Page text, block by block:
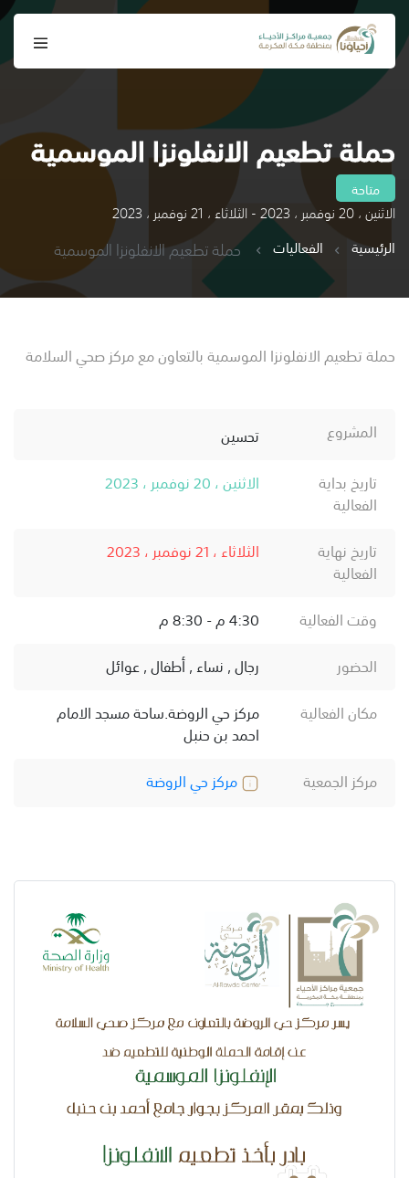
حملة تطعيم الانفلونزا الموسمية
متاحة
الاثنين ، 20 نوفمبر ، 2023 - الثلاثاء ، 21 نوفمبر ، 2023
الرئيسية
الفعاليات حملة تطعيم الانفلونزا الموسمية
حملة تطعيم الانفلونزا الموسمية بالتعاون مع مركز صحي السلامة
المشروع
تحسين
تاريخ بداية
الفعالية
الاثنين ، 20 نوفمبر ، 2023
تاريخ نهاية
الفعالية
الثلاثاء ، 21 نوفمبر ، 2023
وقت الفعالية
4:30 م - 8:30 م
الحضور
رجال , نساء , أطفال , عوائل
مكان الفعالية
مركز حي الروضة.ساحة مسجد الامام
احمد بن حنبل
مركز الجمعية
مركز حي الروضة